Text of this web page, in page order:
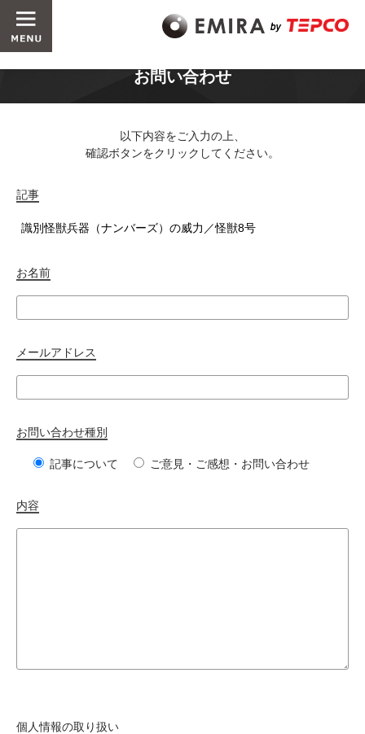
お問い合わせ
以下内容をご入力の上、
確認ボタンをクリックしてください。
記事
お名前
メールアドレス
お問い合わせ種別
記事について ご意見・ご感想・お問い合わせ
内容
個人情報の取り扱い